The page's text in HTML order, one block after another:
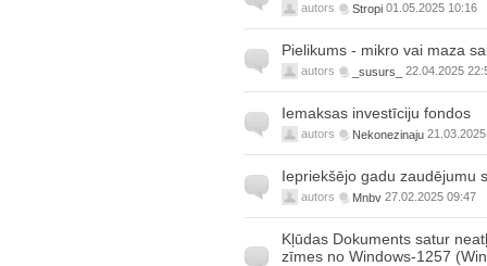
autors Stropi 01.05.2025 10:16
Pielikums - mikro vai maza
autors _susurs_ 22.04.2025
Iemaksas investīciju fondos
autors Nekonezinaju
Iepriekšējo gadu zaudējumu
autors Mnbv 27.02.2025 09:47
Kļūdas Dokuments satur
zīmes no Windows-1257